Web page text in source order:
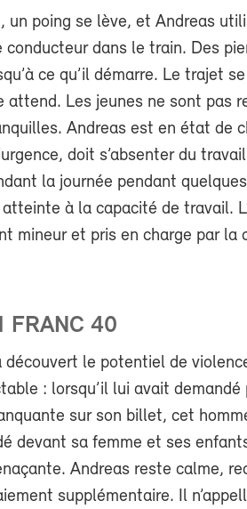
un poing se lève, et Andreas
conducteur dans le train. Des
ce qu’il démarre. Le trajet
Les jeunes ne sont pas
Andreas est en état de
doit s’absenter du
la journée pendant quelques
à la capacité de travail.
mineur et pris en charge par la
FRANC 40
découvert le potentiel de
: lorsqu’il lui avait demandé
sur son billet, cet
devant sa femme et ses
Andreas reste calme,
supplémentaire. Il